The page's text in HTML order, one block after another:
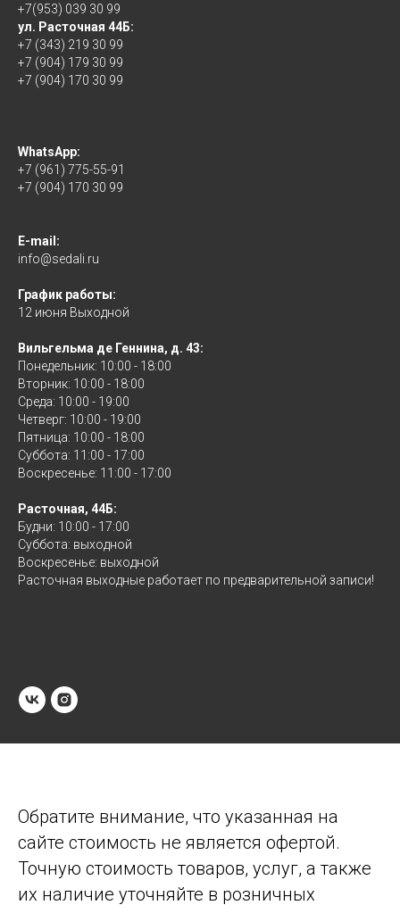
+7(953) 039 30 99
ул. Расточная 44Б:
+7 (343) 219 30 99
+7 (904) 179 30 99
+7 (904) 170 30 99
WhatsApp:
+7 (961) 775-55-91
+7 (904) 170 30 99
E-mail:
info@sedali.ru
График работы:
12 июня Выходной
Вильгельма де Геннина, д. 43:
Понедельник: 10:00 - 18:00
Вторник: 10:00 - 18:00
Среда: 10:00 - 19:00
Четверг: 10:00 - 19:00
Пятница: 10:00 - 18:00
Суббота: 11:00 - 17:00
Воскресенье: 11:00 - 17:00
Расточная, 44Б:
Будни: 10:00 - 17:00
Суббота: выходной
Воскресенье: выходной
Расточная выходные работает по предварительной записи!
Обратите внимание, что указанная на
сайте стоимость не является офертой.
Точную стоимость товаров, услуг, а также
их наличие уточняйте в розничных